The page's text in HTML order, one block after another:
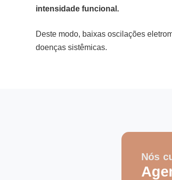
intensidade funcional.
Deste modo, baixas oscilações
doenças sistêmicas.
Nós